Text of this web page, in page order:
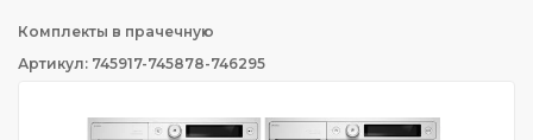
Комплекты в прачечную
Артикул: 745917-745878-746295